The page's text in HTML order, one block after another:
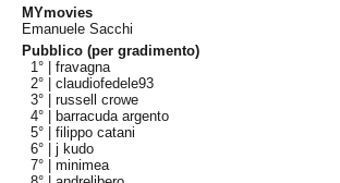
MYmovies
Emanuele Sacchi
Pubblico (per gradimento)
1° |fravagna
2° |claudiofedele93
3° |russell crowe
4° |
barracuda argento
5° |filippo catani
6° |j kudo
7° |minimea